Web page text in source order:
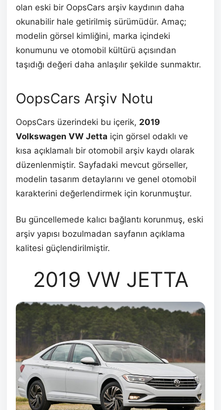
olan eski bir OopsCars arşiv kaydının daha
okunabilir hale getirilmiş sürümüdür. Amaç;
modelin görsel kimliğini, marka içindeki
konumunu ve otomobil kültürü açısından
taşıdığı değeri daha anlaşılır şekilde sunmaktır.
OopsCars Arşiv Notu
OopsCars üzerindeki bu içerik, 2019
Volkswagen VW Jetta için görsel odaklı ve
kısa açıklamalı bir otomobil arşiv kaydı olarak
düzenlenmiştir. Sayfadaki mevcut görseller,
modelin tasarım detaylarını ve genel otomobil
karakterini değerlendirmek için korunmuştur.
Bu güncellemede kalıcı bağlantı korunmuş, eski
arşiv yapısı bozulmadan sayfanın açıklama
kalitesi güçlendirilmiştir.
2019 VW JETTA